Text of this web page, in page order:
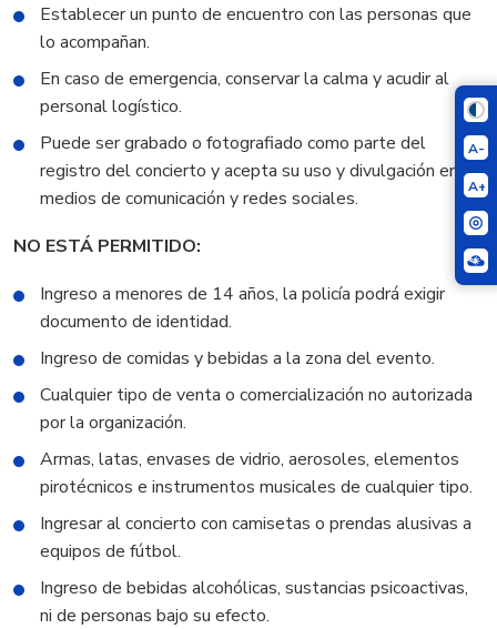
A-
A+
Establecer un punto de encuentro con las personas que
lo acompañan.
En caso de emergencia, conservar la calma y acudir al
personal logístico.
Puede ser grabado o fotografiado como parte del
registro del concierto y acepta su uso y divulgación en
medios de comunicación y redes sociales.
NO ESTÁ PERMITIDO:
Ingreso a menores de 14 años, la policía podrá exigir
documento de identidad.
Ingreso de comidas y bebidas a la zona del evento.
Cualquier tipo de venta o comercialización no autorizada
por la organización.
Armas, latas, envases de vidrio, aerosoles, elementos
pirotécnicos e instrumentos musicales de cualquier tipo.
Ingresar al concierto con camisetas o prendas alusivas a
equipos de fútbol.
Ingreso de bebidas alcohólicas, sustancias psicoactivas,
ni de personas bajo su efecto.